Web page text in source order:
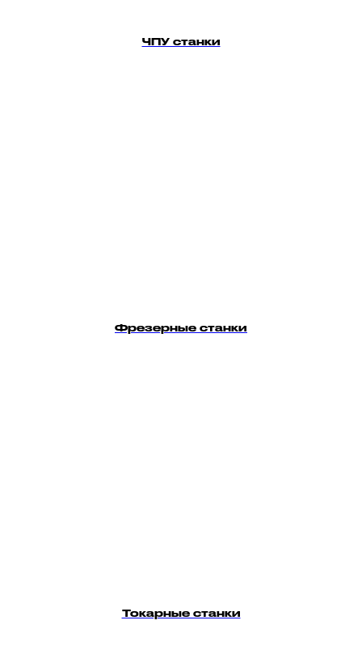
ЧПУ станки
Фрезерные станки
Токарные станки